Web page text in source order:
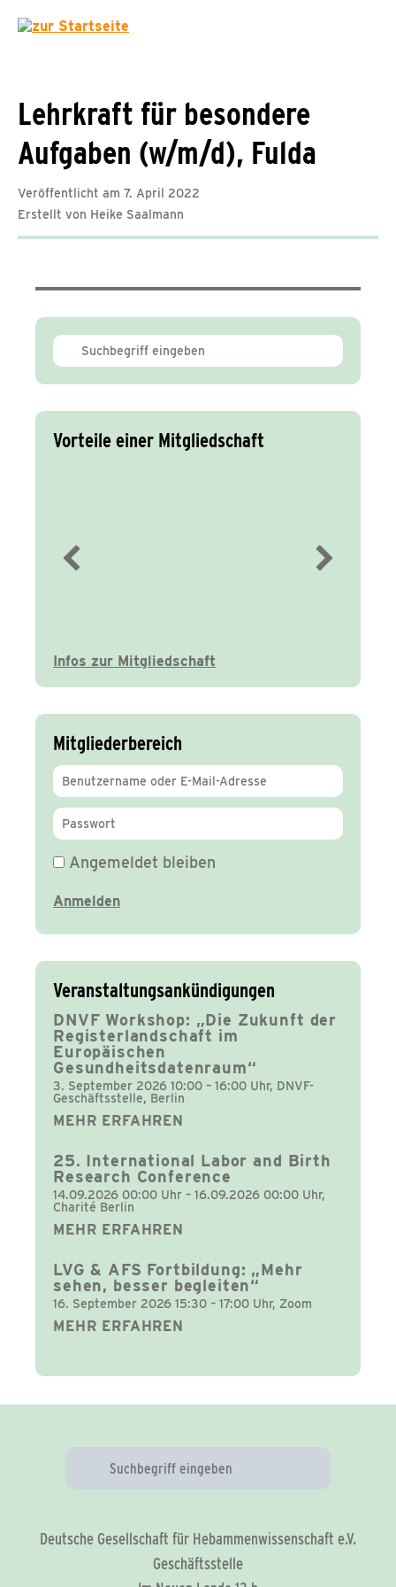
Lehrkraft für besondere
Aufgaben (w/m/d), Fulda
Veröffentlicht am 7. April 2022
Erstellt von Heike Saalmann
Vorteile einer Mitgliedschaft
Infos zur Mitgliedschaft
Mitgliederbereich
Angemeldet bleiben
Veranstaltungsankündigungen
DNVF Workshop: „Die Zukunft der
Registerlandschaft im
Europäischen
Gesundheitsdatenraum“
3. September 2026 10:00 – 16:00 Uhr, DNVF-
Geschäftsstelle, Berlin
MEHR ERFAHREN
25. International Labor and Birth
Research Conference
14.09.2026 00:00 Uhr – 16.09.2026 00:00 Uhr,
Charité Berlin
MEHR ERFAHREN
LVG & AFS Fortbildung: „Mehr
sehen, besser begleiten“
16. September 2026 15:30 – 17:00 Uhr, Zoom
MEHR ERFAHREN
Deutsche Gesellschaft für Hebammenwissenschaft e.V.
Geschäftsstelle